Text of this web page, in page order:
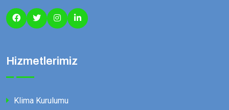
Hizmetlerimiz
Klima Kurulumu